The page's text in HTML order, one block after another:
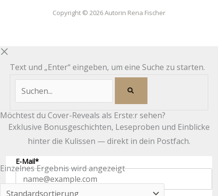
Einzelnes Ergebnis wird angezeigt
Copyright © 2026 Autorin Rena Fischer
Text und „Enter“ eingeben, um eine Suche zu starten.
Möchtest du Cover-Reveals als Erste:r sehen?
Exklusive Bonusgeschichten, Leseproben und Einblicke
hinter die Kulissen — direkt in dein Postfach.
E-Mail*